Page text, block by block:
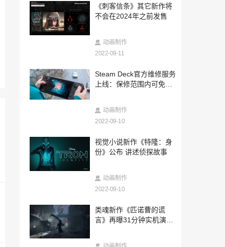
游戏女主播“女流66”官宣结婚：曾是高考
状元 清华北大毕业
2022-09-10
肯德基回应拒收现金：无接触点餐可让人
手机代下 网友纷纷不接受
周鸿祎：360苦干十年 终于突破了这卡脖
子难题
2022-09-10
SE注册新引擎商标Radec Engine
英特尔和博通联手实现Wi-Fi 7里程碑 完成
业内首个跨供应商演示
2022-09-10
大乱斗史蒂夫、艾莉克斯amiibo 现已正式
2022-09-09
《十三机兵防卫圏》推出官方主题周边 现
已开启预售
2022-09-09
《刺客信条》其它新作将
不会在2024年之前发售
动画制作
2022-09-11
Steam Deck官方维修服务
上线：保修范围内可免费
动画制作
2022-09-10
视觉小说新作《特隆：身
份》公布 讲述侦探故事
动画制作
2022-09-10
类魂新作《匹诺曹的谎
言》再曝31分钟实机演示